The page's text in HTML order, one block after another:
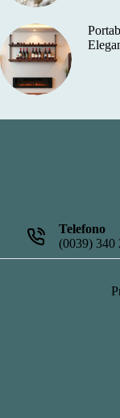
Telefono
(0039) 340